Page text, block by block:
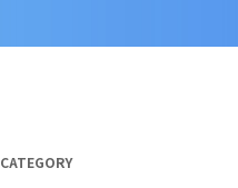
CATEGORY